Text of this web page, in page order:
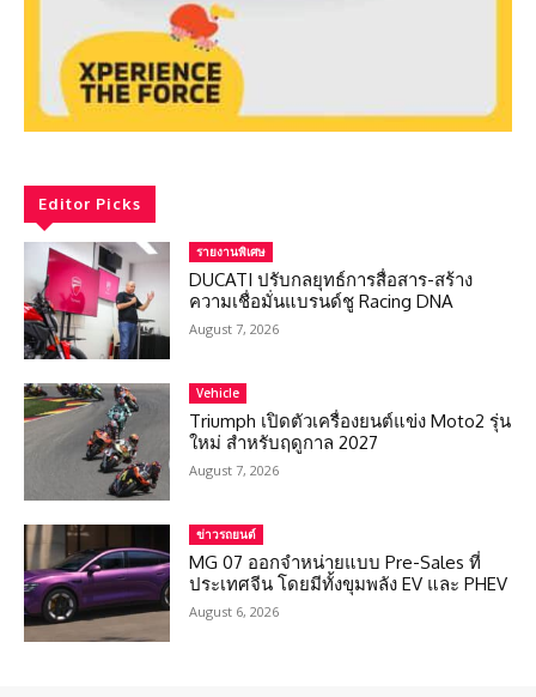
Editor Picks
รายงานพิเศษ
DUCATI ปรับกลยุทธ์การสื่อสาร-สร้าง
ความเชื่อมั่นแบรนด์ชู Racing DNA
August 7, 2026
Vehicle
Triumph เปิดตัวเครื่องยนต์แข่ง Moto2 รุ่น
ใหม่ สำหรับฤดูกาล 2027
August 7, 2026
ข่าวรถยนต์
MG 07 ออกจำหน่ายแบบ Pre-Sales ที่
ประเทศจีน โดยมีทั้งขุมพลัง EV และ PHEV
August 6, 2026